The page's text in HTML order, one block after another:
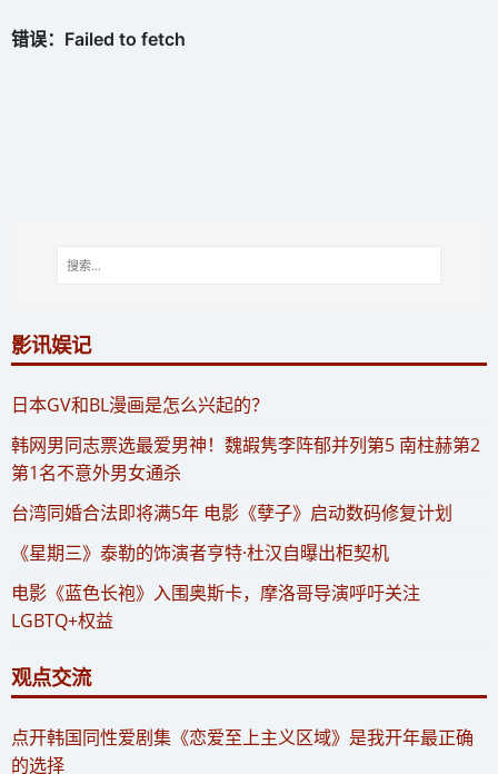
影讯娱记
​日本GV和BL漫画是怎么兴起的？
​韩网男同志票选最爱男神！魏嘏隽李阵郁并列第5 南柱赫第2
第1名不意外男女通杀
​台湾同婚合法即将满5年 电影《孽子》启动数码修复计划
《星期三》泰勒的饰演者亨特·杜汉自曝出柜契机
电影《蓝色长袍》入围奥斯卡，摩洛哥导演呼吁关注
LGBTQ+权益
观点交流
​点开韩国同性爱剧集《恋爱至上主义区域》是我开年最正确
的选择